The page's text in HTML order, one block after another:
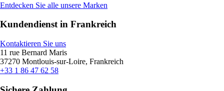
Entdecken Sie alle unsere Marken
Kundendienst in Frankreich
Kontaktieren Sie uns
11 rue Bernard Maris
37270 Montlouis-sur-Loire, Frankreich
+33 1 86 47 62 58